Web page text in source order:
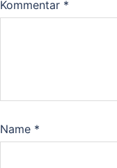
Kommentar *
Name *